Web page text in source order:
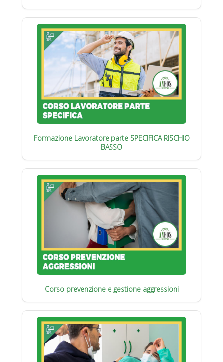
Formazione Lavoratore parte SPECIFICA RISCHIO
BASSO
Corso prevenzione e gestione aggressioni